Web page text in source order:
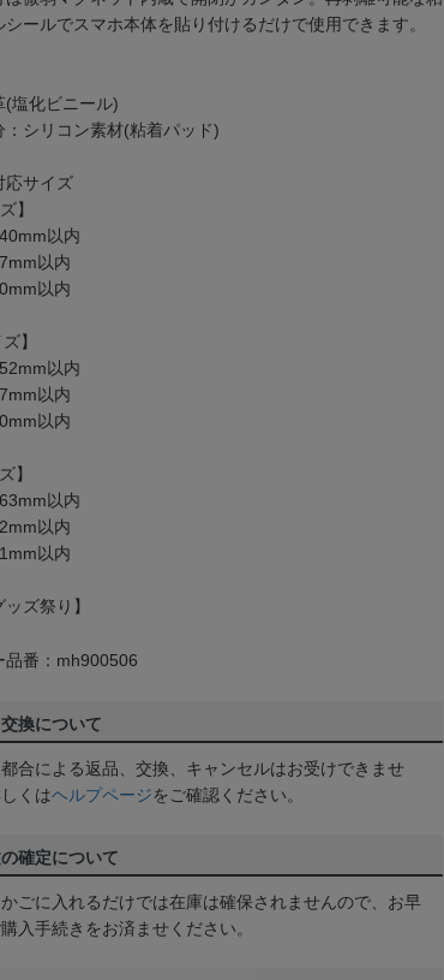
シールでスマホ本体を貼り付けるだけで使用できます。
(塩化ビニール)
：シリコン素材(粘着パッド)
応サイズ
】
以内
以内
以内
】
以内
以内
以内
】
以内
以内
以内
ッズ祭り】
品番：mh900506
換について
合による返品、交換、キャンセルはお受けできませ
くはヘルプページをご確認ください。
確定について
ごに入れるだけでは在庫は確保されませんので、お早
入手続きをお済ませください。